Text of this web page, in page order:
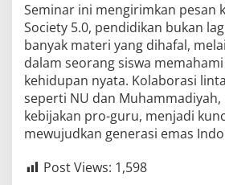
Seminar ini mengirimkan pesan
Society 5.0, pendidikan bukan
banyak materi yang dihafal,
dalam seorang siswa
kehidupan nyata. Kolaborasi
seperti NU dan
kebijakan pro-guru, menjadi
mewujudkan generasi emas
Post Views: 1,598